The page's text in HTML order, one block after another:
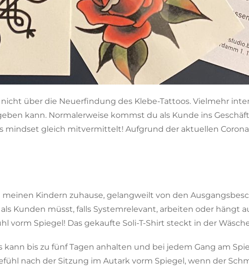
über die Neuerfindung des Klebe-Tattoos. Vielmehr
kann. Normalerweise kommst du als Kunde ins
mindset gleich mitvermittelt! Aufgrund der aktuellen
Kindern zuhause, gelangweilt von den
Kunden müsst, falls Systemrelevant, arbeiten oder hängt
vorm Spiegel! Das gekaufte Soli-T-Shirt steckt in der
kann bis zu fünf Tagen anhalten und bei jedem Gang am
nach der Sitzung im Autark vorm Spiegel, wenn der